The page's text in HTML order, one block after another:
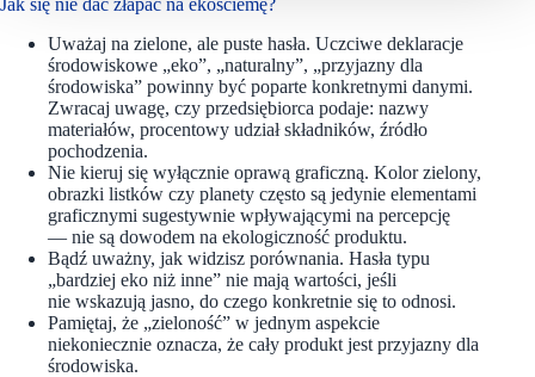
Jak się nie dać złapać na ekościemę?
Uważaj na zielone, ale puste hasła. Uczciwe deklaracje
środowiskowe „eko”, „naturalny”, „przyjazny dla
środowiska” powinny być poparte konkretnymi danymi.
Zwracaj uwagę, czy przedsiębiorca podaje: nazwy
materiałów, procentowy udział składników, źródło
pochodzenia.
Nie kieruj się wyłącznie oprawą graficzną. Kolor zielony,
obrazki listków czy planety często są jedynie elementami
graficznymi sugestywnie wpływającymi na percepcję
— nie są dowodem na ekologiczność produktu.
Bądź uważny, jak widzisz porównania. Hasła typu
„bardziej eko niż inne” nie mają wartości, jeśli
nie wskazują jasno, do czego konkretnie się to odnosi.
Pamiętaj, że „zieloność” w jednym aspekcie
niekoniecznie oznacza, że cały produkt jest przyjazny dla
środowiska.